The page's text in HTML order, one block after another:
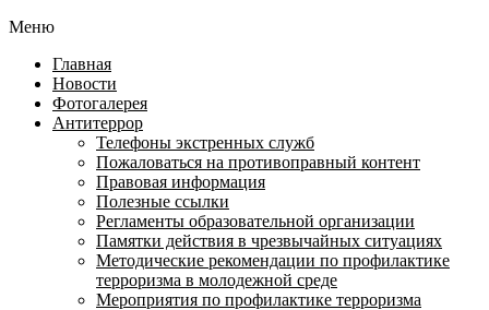
Меню
Главная
Новости
Фотогалерея
Антитеррор
Телефоны экстренных служб
Пожаловаться на противоправный контент
Правовая информация
Полезные ссылки
Регламенты образовательной организации
Памятки действия в чрезвычайных ситуациях
Методические рекомендации по профилактике
терроризма в молодежной среде
Мероприятия по профилактике терроризма